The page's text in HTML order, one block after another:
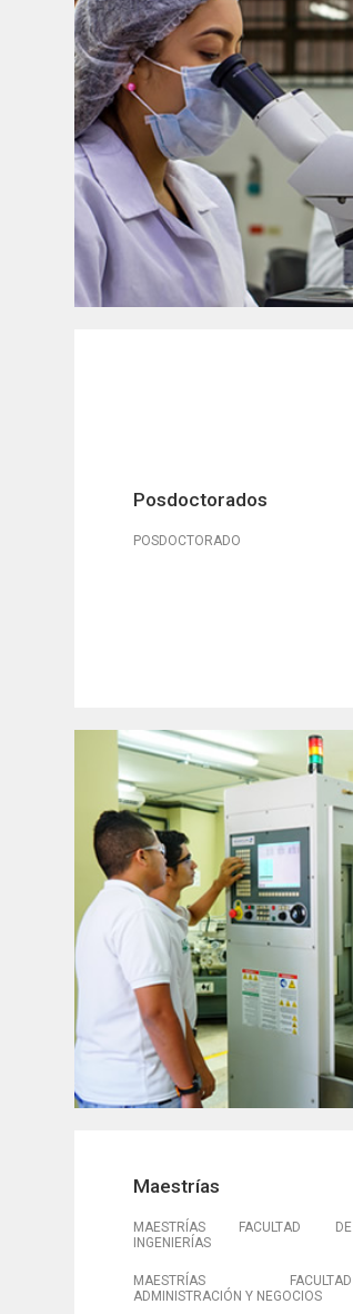
Posdoctorados
POSDOCTORADO
Maestrías
MAESTRÍAS FACULTAD DE
INGENIERÍAS
MAESTRÍAS FACULTAD
ADMINISTRACIÓN Y NEGOCIOS